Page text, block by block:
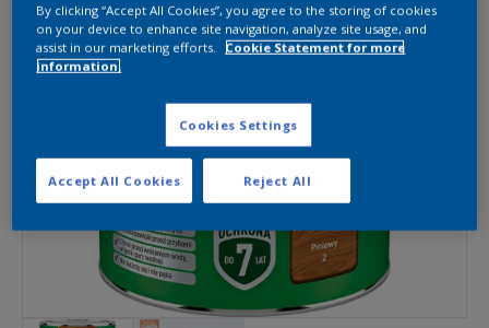
By clicking “Accept All Cookies”, you agree to the storing of cookies
on your device to enhance site navigation, analyze site usage, and
assist in our marketing efforts.
Cookie Statement for more
information.
Cookies Settings
Reject All
Accept All Cookies